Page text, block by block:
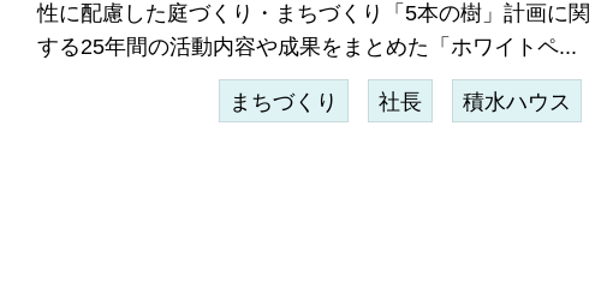
性に配慮した庭づくり・まちづくり「5本の樹」計画に関
する25年間の活動内容や成果をまとめた「ホワイトペ...
まちづくり 社長 積水ハウス